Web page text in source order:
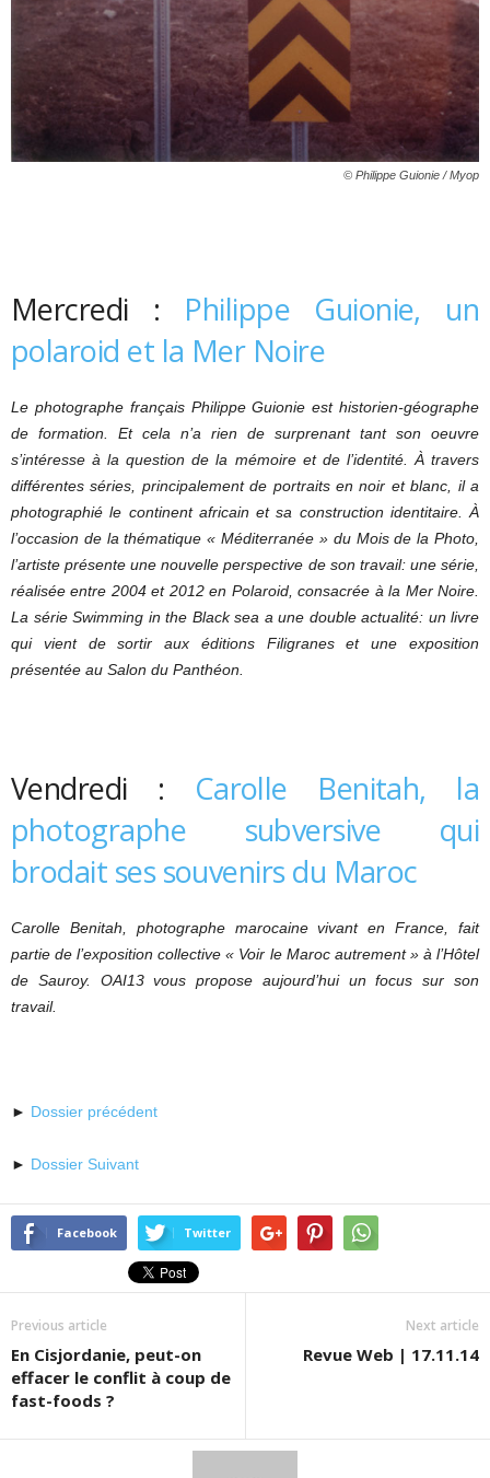
© Philippe Guionie / Myop
Mercredi : Philippe Guionie, un
polaroid et la Mer Noire
Le photographe français Philippe Guionie est historien-géographe
de formation. Et cela n’a rien de surprenant tant son oeuvre
s’intéresse à la question de la mémoire et de l’identité. À travers
différentes séries, principalement de portraits en noir et blanc, il a
photographié le continent africain et sa construction identitaire. À
l’occasion de la thématique « Méditerranée » du Mois de la Photo,
l’artiste présente une nouvelle perspective de son travail: une série,
réalisée entre 2004 et 2012 en Polaroid, consacrée à la Mer Noire.
La série Swimming in the Black sea a une double actualité: un livre
qui vient de sortir aux éditions Filigranes et une exposition
présentée au Salon du Panthéon.
Vendredi : Carolle Benitah, la
photographe subversive qui
brodait ses souvenirs du Maroc
Carolle Benitah, photographe marocaine vivant en France, fait
partie de l’exposition collective « Voir le Maroc autrement » à l’Hôtel
de Sauroy. OAI13 vous propose aujourd’hui un focus sur son
travail.
► Dossier précédent
► Dossier Suivant
Facebook Twitter
Previous article
En Cisjordanie, peut-on
effacer le conflit à coup de
fast-foods ?
Next article
Revue Web | 17.11.14